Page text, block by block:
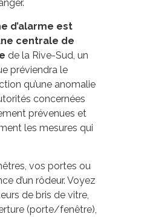
d’alarme est
centrale de
de la Rive-Sud, un
préviendra le
qu’une anomalie
concernées
prévenues et
les mesures qui
vos portes ou
d’un rôdeur. Voyez
de bris de vitre,
(porte/fenêtre),